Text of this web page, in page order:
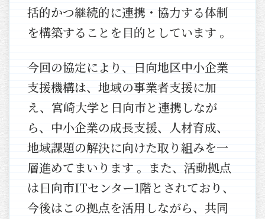
括的かつ継続的に連携・協力する体制
を構築することを目的としています 。
今回の協定により、日向地区中小企業
支援機構は、地域の事業者支援に加
え、宮崎大学と日向市と連携しなが
ら、中小企業の成長支援、人材育成、
地域課題の解決に向けた取り組みを一
層進めてまいります 。また、活動拠点
は日向市ITセンター1階とされており、
今後はこの拠点を活用しながら、共同